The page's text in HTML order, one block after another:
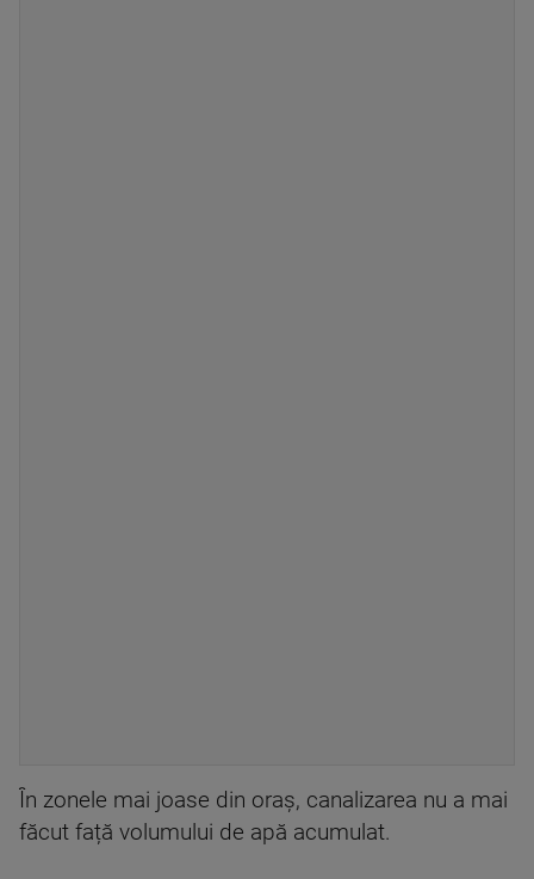
În zonele mai joase din oraș, canalizarea nu a mai
făcut față volumului de apă acumulat.